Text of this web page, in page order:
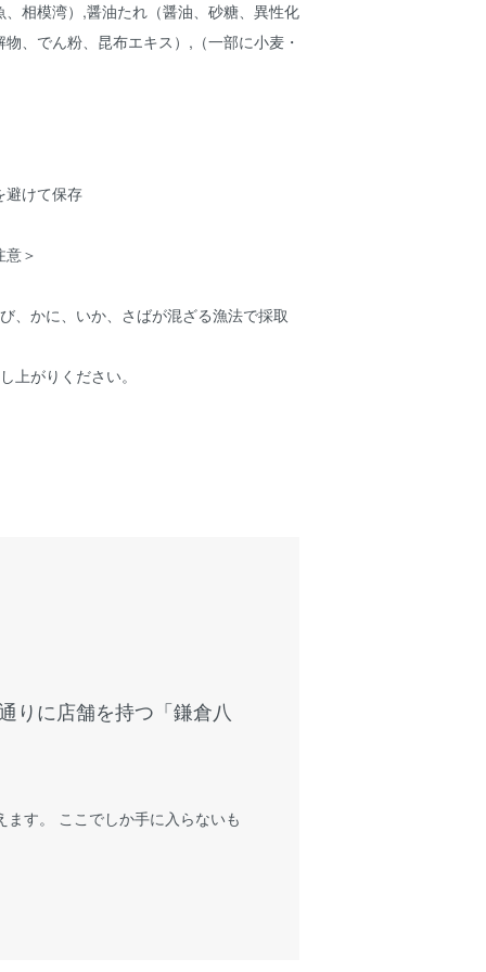
、相模湾）,醤油たれ（醤油、砂糖、異性化
、でん粉、昆布エキス）,（一部に小麦・
避けて保存
意＞
、かに、いか、さばが混ざる漁法で採取
上がりください。
りに店舗を持つ「鎌倉八
す。 ここでしか手に入らないも